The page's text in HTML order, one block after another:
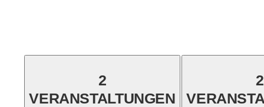
2
VERANSTALTUNGEN
2